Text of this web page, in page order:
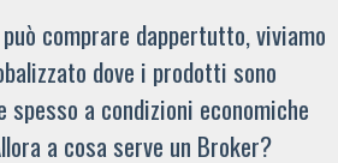
comprare dappertutto, viviamo
dove i prodotti sono
spesso a condizioni economiche
a cosa serve un Broker?